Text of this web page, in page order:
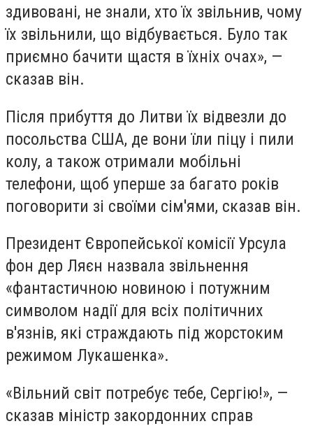
здивовані, не знали, хто їх звільнив, чому
їх звільнили, що відбувається. Було так
приємно бачити щастя в їхніх очах», —
сказав він.
Після прибуття до Литви їх відвезли до
посольства США, де вони їли піцу і пили
колу, а також отримали мобільні
телефони, щоб уперше за багато років
поговорити зі своїми сім'ями, сказав він.
Президент Європейської комісії Урсула
фон дер Ляєн назвала звільнення
«фантастичною новиною і потужним
символом надії для всіх політичних
в'язнів, які страждають під жорстоким
режимом Лукашенка».
«Вільний світ потребує тебе, Сергію!», —
сказав міністр закордонних справ